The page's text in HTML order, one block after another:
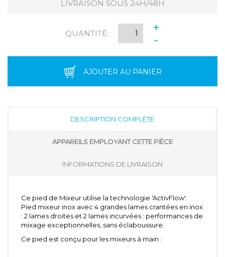
LIVRAISON SOUS 24H/48H
QUANTITÉ:
+
-
AJOUTER AU PANIER
DESCRIPTION COMPLÈTE
APPAREILS EMPLOYANT CETTE PIÈCE
INFORMATIONS DE LIVRAISON
Ce pied de Mixeur utilise la technologie 'ActivFlow'.
Pied mixeur inox avec 4 grandes lames crantées en inox
: 2 lames droites et 2 lames incurvées : performances de
mixage exceptionnelles, sans éclaboussure.
Ce pied est conçu pour les mixeurs à main :